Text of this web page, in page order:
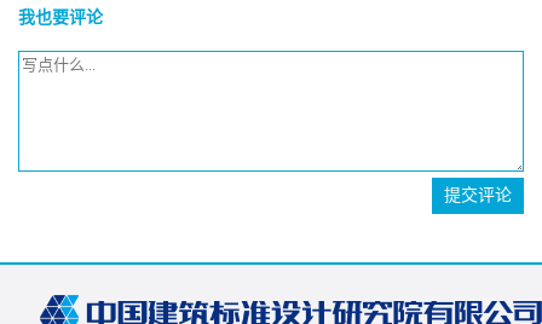
我也要评论
提交评论